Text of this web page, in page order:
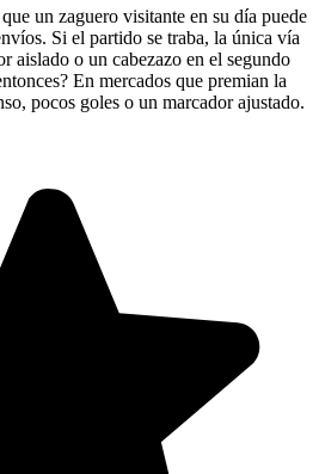
un zaguero visitante en su día puede
Si el partido se traba, la única vía
aislado o un cabezazo en el segundo
En mercados que premian la
pocos goles o un marcador ajustado.